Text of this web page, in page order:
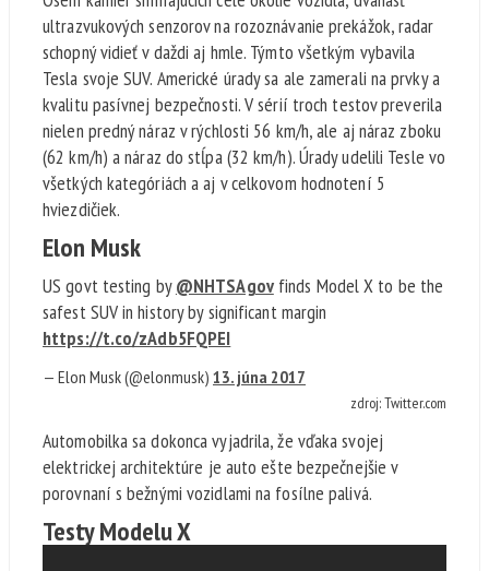
ultrazvukových senzorov na rozoznávanie prekážok, radar
schopný vidieť v daždi aj hmle. Týmto všetkým vybavila
Tesla svoje SUV. Americké úrady sa ale zamerali na prvky a
kvalitu pasívnej bezpečnosti. V sérií troch testov preverila
nielen predný náraz v rýchlosti 56 km/h, ale aj náraz zboku
(62 km/h) a náraz do stĺpa (32 km/h). Úrady udelili Tesle vo
všetkých kategóriách a aj v celkovom hodnotení 5
hviezdičiek.
Elon Musk
US govt testing by@NHTSAgovfinds Model X to be the
safest SUV in history by significant margin
https://t.co/zAdb5FQPEI
— Elon Musk (@elonmusk) 13. júna 2017
zdroj: Twitter.com
Automobilka sa dokonca vyjadrila, že vďaka svojej
elektrickej architektúre je auto ešte bezpečnejšie v
porovnaní s bežnými vozidlami na fosílne palivá.
Testy Modelu X